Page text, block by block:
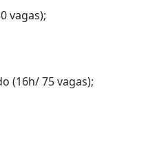
vagas);
(16h/ 75 vagas);